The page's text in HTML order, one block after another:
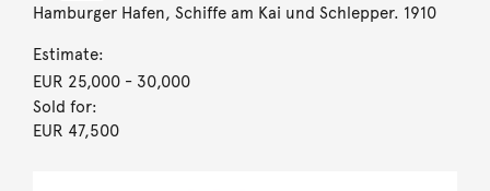
Hamburger Hafen, Schiffe am Kai und Schlepper. 1910
Estimate:
EUR 25,000- 30,000
Sold for:
EUR 47,500